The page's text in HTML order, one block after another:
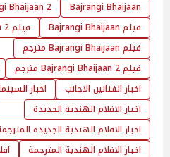
Bajrangi Bhaijaan
Bhaijaan 2
فيلم Bajrangi Bhaijaan
فيلم Bajrangi Bhaijaan 2
فيلم Bajrangi Bhaijaan مترجم
فيلم Bajrangi Bhaijaan 2 مترجم
اخبار الفنانين الاجانب
اخبار
اخبار الافلام الهندية الجديدة
اخبار الافلام الهندية الجديدة
اخبار الافلام الهندية المترجمة